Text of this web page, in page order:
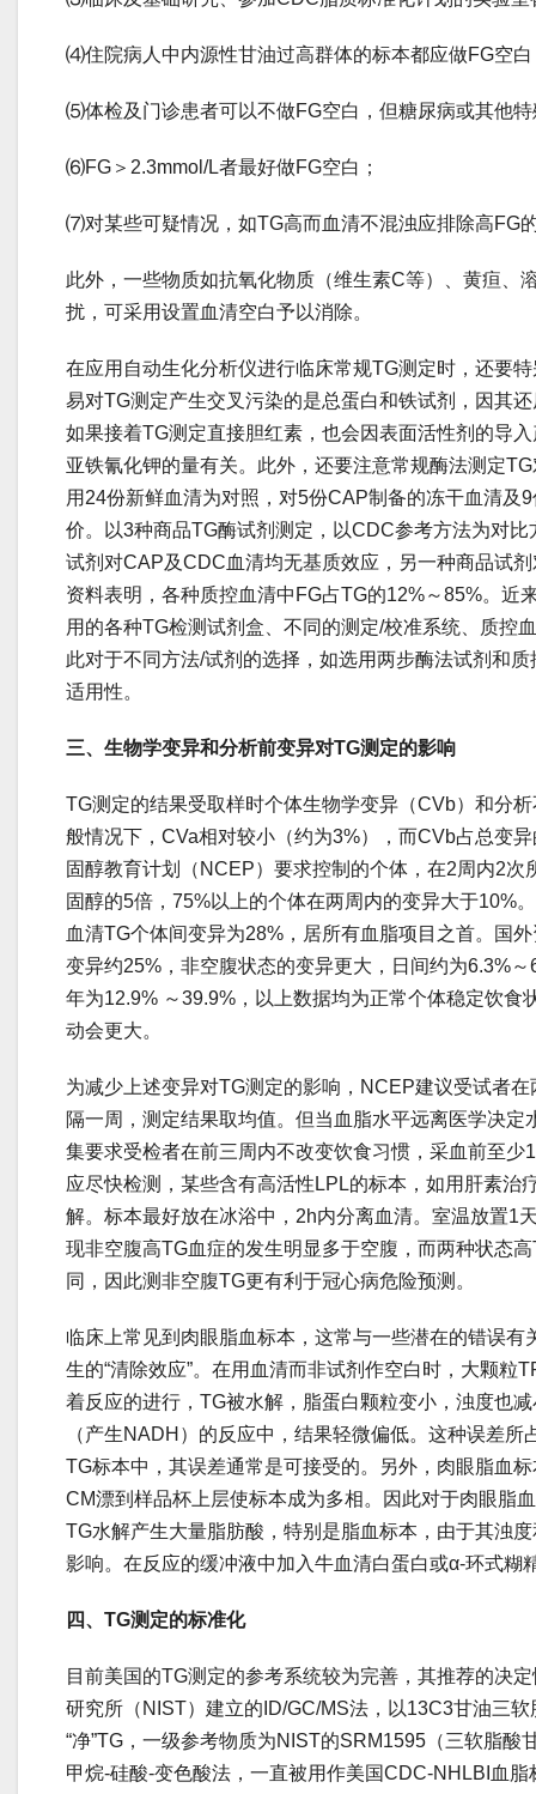
⑷住院病人中内源性甘油过高群体的标本都应做FG空白
⑸体检及门诊患者可以不做FG空白，但糖尿病或其他
⑹FG＞2.3mmol/L者最好做FG空白；
⑺对某些可疑情况，如TG高而血清不混浊应排除高FG
此外，一些物质如抗氧化物质（维生素C等）、黄疸、
扰，可采用设置血清空白予以消除。
在应用自动生化分析仪进行临床常规TG测定时，还要
易对TG测定产生交叉污染的是总蛋白和铁试剂，因其
如果接着TG测定直接胆红素，也会因表面活性剂的导
亚铁氰化钾的量有关。此外，还要注意常规酶法测定
用24份新鲜血清为对照，对5份CAP制备的冻干血清及
价。以3种商品TG酶试剂测定，以CDC参考方法为对
试剂对CAP及CDC血清均无基质效应，另一种商品试
资料表明，各种质控血清中FG占TG的12%～85%。近
用的各种TG检测试剂盒、不同的测定/校准系统、质控
此对于不同方法/试剂的选择，如选用两步酶法试剂和
适用性。
三、生物学变异和分析前变异对TG测定的影响
TG测定的结果受取样时个体生物学变异（CVb）和分
般情况下，CVa相对较小（约为3%），而CVb占总变
固醇教育计划（NCEP）要求控制的个体，在2周内2次
固醇的5倍，75%以上的个体在两周内的变异大于10%
血清TG个体间变异为28%，居所有血脂项目之首。国
变异约25%，非空腹状态的变异更大，日间约为6.3%
年为12.9% ～39.9%，以上数据均为正常个体稳定饮食
动会更大。
为减少上述变异对TG测定的影响，NCEP建议受试者
隔一周，测定结果取均值。但当血脂水平远离医学决
集要求受检者在前三周内不改变饮食习惯，采血前至少
应尽快检测，某些含有高活性LPL的标本，如用肝素治
解。标本最好放在冰浴中，2h内分离血清。室温放置1
现非空腹高TG血症的发生明显多于空腹，而两种状态
同，因此测非空腹TG更有利于冠心病危险预测。
临床上常见到肉眼脂血标本，这常与一些潜在的错误有
生的“清除效应”。在用血清而非试剂作空白时，大颗粒
着反应的进行，TG被水解，脂蛋白颗粒变小，浊度也
（产生NADH）的反应中，结果轻微偏低。这种误差
TG标本中，其误差通常是可接受的。另外，肉眼脂血
CM漂到样品杯上层使标本成为多相。因此对于肉眼脂
TG水解产生大量脂肪酸，特别是脂血标本，由于其浊
影响。在反应的缓冲液中加入牛血清白蛋白或α-环式糊
四、TG测定的标准化
目前美国的TG测定的参考系统较为完善，其推荐的决
研究所（NIST）建立的ID/GC/MS法，以13C3甘油三
“净”TG，一级参考物质为NIST的SRM1595（三软脂酸
甲烷-硅酸-变色酸法，一直被用作美国CDC-NHLBI血